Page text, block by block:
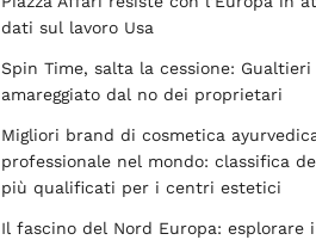
dati sul lavoro Usa
Spin Time, salta la cessione: Gualtieri
amareggiato dal no dei proprietari
Migliori brand di cosmetica
professionale nel mondo: classifica
più qualificati per i centri estetici
Il fascino del Nord Europa: esplorare